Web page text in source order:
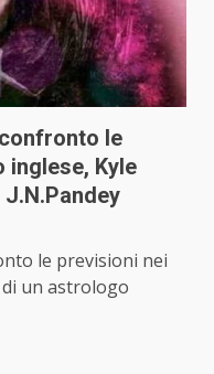
le
Kyle
le previsioni nei
un astrologo